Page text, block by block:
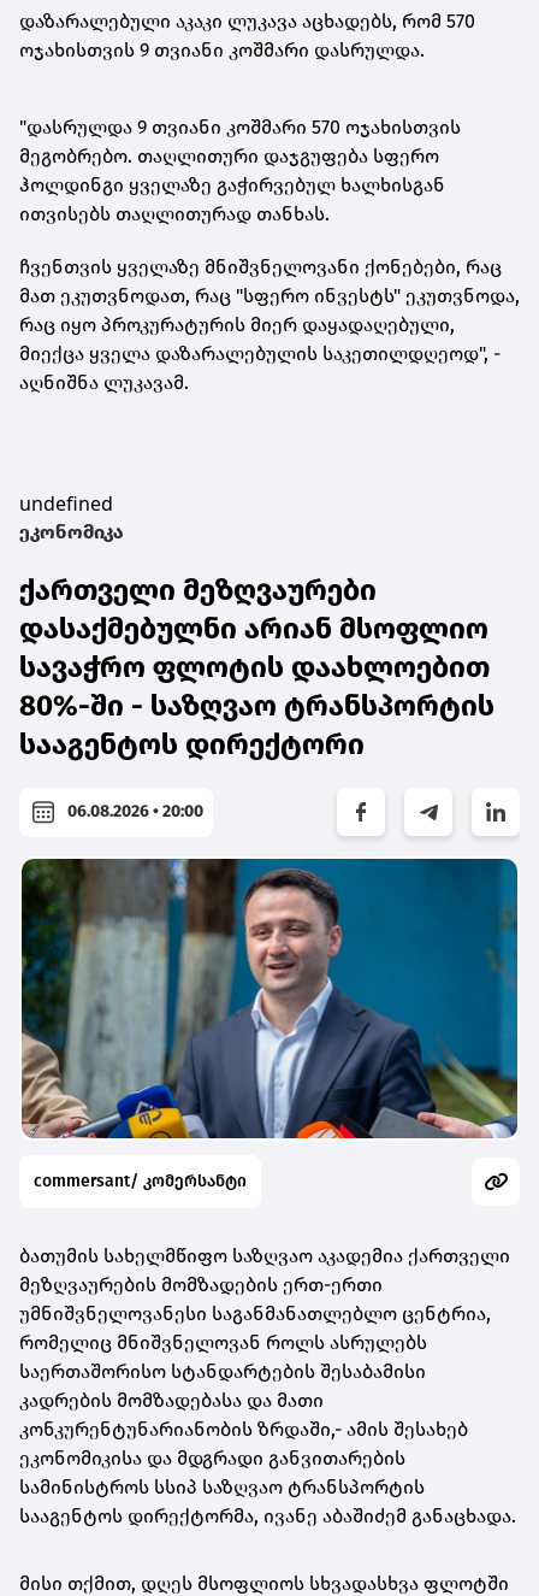
დაზარალებული აკაკი ლუკავა აცხადებს, რომ 570
ოჯახისთვის 9 თვიანი კოშმარი დასრულდა.
"დასრულდა 9 თვიანი კოშმარი 570 ოჯახისთვის
მეგობრებო. თაღლითური დაჯგუფება სფერო
ჰოლდინგი ყველაზე გაჭირვებულ ხალხისგან
ითვისებს თაღლითურად თანხას.
ჩვენთვის ყველაზე მნიშვნელოვანი ქონებები, რაც
მათ ეკუთვნოდათ, რაც "სფერო ინვესტს" ეკუთვნოდა,
რაც იყო პროკურატურის მიერ დაყადაღებული,
მიექცა ყველა დაზარალებულის საკეთილდღეოდ", -
აღნიშნა ლუკავამ.
undefined
ეკონომიკა
ქართველი მეზღვაურები
დასაქმებულნი არიან მსოფლიო
სავაჭრო ფლოტის დაახლოებით
80%-ში - საზღვაო ტრანსპორტის
სააგენტოს დირექტორი
06.08.2026 • 20:00
commersant/ კომერსანტი
ბათუმის სახელმწიფო საზღვაო აკადემია ქართველი
მეზღვაურების მომზადების ერთ-ერთი
უმნიშვნელოვანესი საგანმანათლებლო ცენტრია,
რომელიც მნიშვნელოვან როლს ასრულებს
საერთაშორისო სტანდარტების შესაბამისი
კადრების მომზადებასა და მათი
კონკურენტუნარიანობის ზრდაში,- ამის შესახებ
ეკონომიკისა და მდგრადი განვითარების
სამინისტროს სსიპ საზღვაო ტრანსპორტის
სააგენტოს დირექტორმა, ივანე აბაშიძემ განაცხადა.
მისი თქმით, დღეს მსოფლიოს სხვადასხვა ფლოტში